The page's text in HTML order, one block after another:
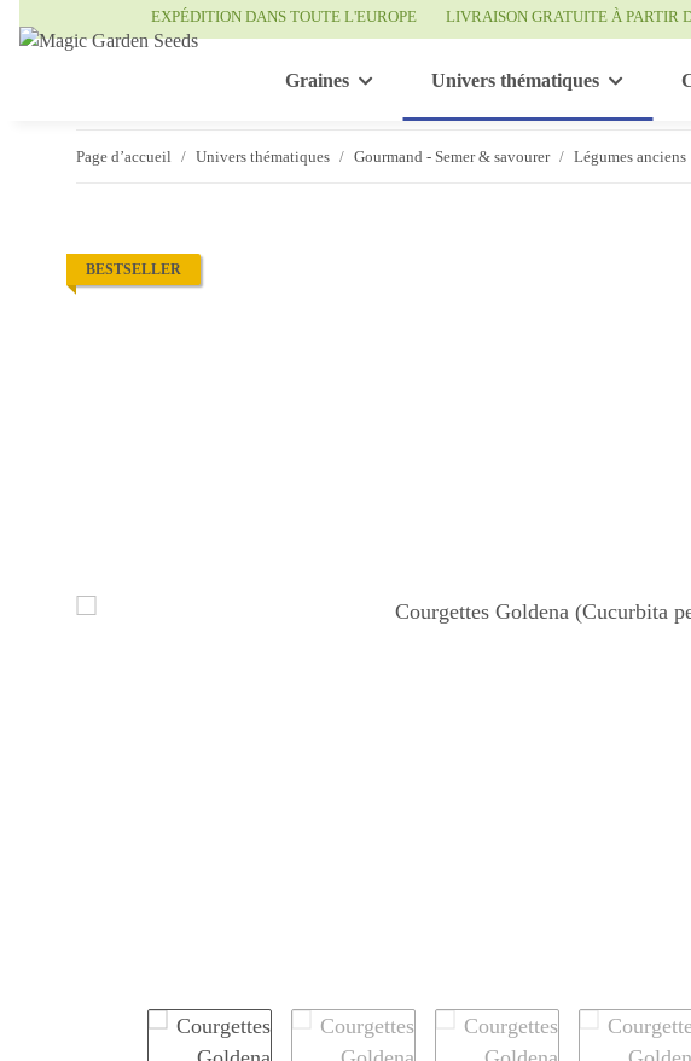
EXPÉDITION DANS TOUTE L'EUROPE LIVRAISON GRATUITE À PARTIR
Graines Univers thématiques
Page d’accueil Univers thématiques Gourmand - Semer & savourer Légumes anciens
BESTSELLER